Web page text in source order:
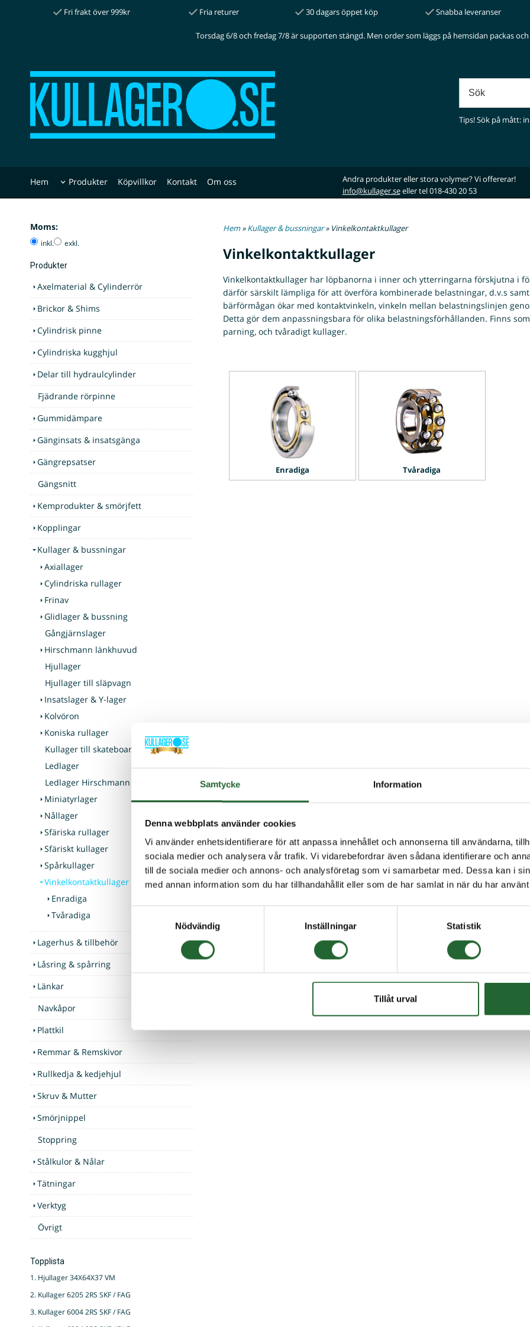
Samtycke Information
Denna webbplats använder cookies
Vi använder enhetsidentifierare för att anpassa innehållet och annonserna till användarna,
sociala medier och analysera vår trafik. Vi vidarebefordrar även sådana identifierare och
till de sociala medier och annons- och analysföretag som vi samarbetar med. Dessa kan i
med annan information som du har tillhandahållit eller som de har samlat in när du har
Nödvändig
Inställningar Statistik
Tillåt urval
Fri frakt över 999kr Fria returer 30 dagars öppet köp Snabba leveranser
Torsdag 6/8 och fredag 7/8 är supporten stängd. Men order som läggs på hemsidan packas
Tips! Sök på mått:
Hem Produkter Köpvillkor Kontakt Om oss
Andra produkter eller stora volymer? Vi offererar!
info@kullager.seeller tel 018-430 20 53
Moms:
inkl. exkl.
Produkter
Axelmaterial & Cylinderrör
Brickor & Shims
Cylindrisk pinne
Cylindriska kugghjul
Delar till hydraulcylinder
Fjädrande rörpinne
Gummidämpare
Gänginsats & insatsgänga
Gängrepsatser
Gängsnitt
Kemprodukter & smörjfett
Kopplingar
Kullager & bussningar
Axiallager
Cylindriska rullager
Frinav
Glidlager & bussning
Gångjärnslager
Hirschmann länkhuvud
Hjullager
Hjullager till släpvagn
Insatslager & Y-lager
Kolvöron
Koniska rullager
Kullager till skateboard & inlines
Ledlager
Ledlager Hirschmann
Miniatyrlager
Nållager
Sfäriska rullager
Sfäriskt kullager
Spårkullager
Vinkelkontaktkullager
Enradiga
Tvåradiga
Lagerhus & tillbehör
Låsring & spårring
Länkar
Navkåpor
Plattkil
Remmar & Remskivor
Rullkedja & kedjehjul
Skruv & Mutter
Smörjnippel
Stoppring
Stålkulor & Nålar
Tätningar
Verktyg
Övrigt
Topplista
1. Hjullager 34X64X37 VM
2. Kullager 6205 2RS SKF / FAG
3. Kullager 6004 2RS SKF / FAG
Hem»Kullager & bussningar» Vinkelkontaktkullager
Vinkelkontaktkullager
Vinkelkontaktkullager har löpbanorna i inner och ytterringarna förskjutna i
därför särskilt lämpliga för att överföra kombinerade belastningar, d.v.s
bärförmågan ökar med kontaktvinkeln, vinkeln mellan belastningslinjen
Detta gör dem anpassningsbara för olika belastningsförhållanden. Finns
parning, och tvåradigt kullager.
Enradiga Tvåradiga